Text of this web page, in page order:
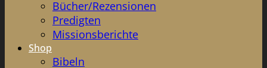
Bücher/Rezensionen
Predigten
Missionsberichte
Shop
Bibeln